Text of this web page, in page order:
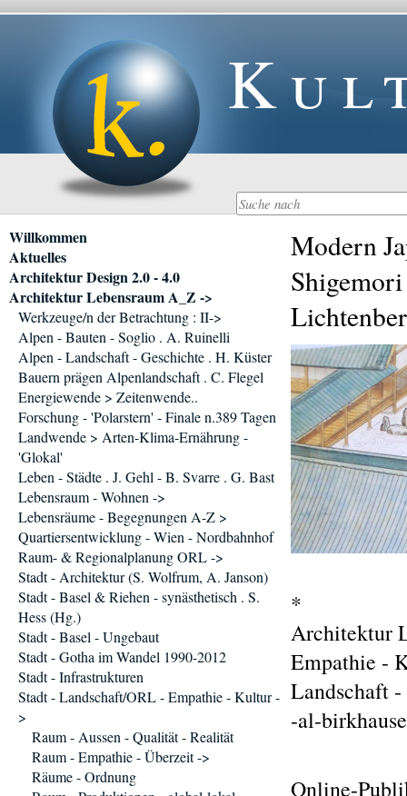
Modern
*
Architektur
Empathie -
Landschaft
-al-
Online-
Navigation
überspringen
Willkommen
Aktuelles
Architektur Design 2.0 - 4.0
Architektur Lebensraum A_Z ->
Werkzeuge/n der Betrachtung : II->
Alpen - Bauten - Soglio . A. Ruinelli
Alpen - Landschaft - Geschichte . H. Küster
Bauern prägen Alpenlandschaft . C. Flegel
Energiewende > Zeitenwende..
Forschung - 'Polarstern' - Finale n.389 Tagen
Landwende > Arten-Klima-Ernährung -
'Glokal'
Leben - Städte . J. Gehl - B. Svarre . G. Bast
Lebensraum - Wohnen ->
Lebensräume - Begegnungen A-Z >
Quartiersentwicklung - Wien - Nordbahnhof
Raum- & Regionalplanung ORL ->
Stadt - Architektur (S. Wolfrum, A. Janson)
Stadt - Basel & Riehen - synästhetisch . S.
Hess (Hg.)
Stadt - Basel - Ungebaut
Stadt - Gotha im Wandel 1990-2012
Stadt - Infrastrukturen
Stadt - Landschaft/ORL - Empathie - Kultur -
>
Raum - Aussen - Qualität - Realität
Raum - Empathie - Überzeit ->
Räume - Ordnung